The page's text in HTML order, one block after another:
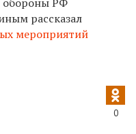
рассказал
мероприятий
0